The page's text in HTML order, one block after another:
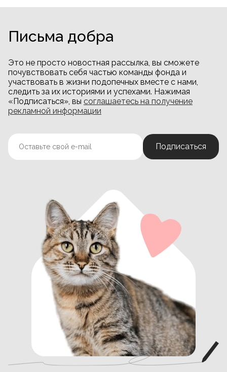
Письма добра
Это не просто новостная рассылка, вы сможете
почувствовать себя частью команды фонда и
участвовать в жизни подопечных вместе с нами,
следить за их историями и успехами. Нажимая
«Подписаться», вы соглашаетесь на получение
рекламной информации